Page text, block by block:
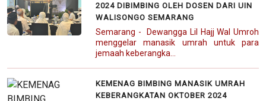
2024 DIBIMBING OLEH DOSEN DARI UIN
WALISONGO SEMARANG
Semarang - Dewangga Lil Hajj Wal Umroh
menggelar manasik umrah untuk para
jemaah keberangka...
KEMENAG BIMBING MANASIK UMRAH
KEBERANGKATAN OKTOBER 2024